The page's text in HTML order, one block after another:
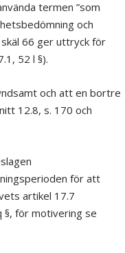
termen ”som
och
66 ger uttryck för
52 l §).
och att en bortre
12.8, s. 170 och
för att
artikel 17.7
§, för motivering se